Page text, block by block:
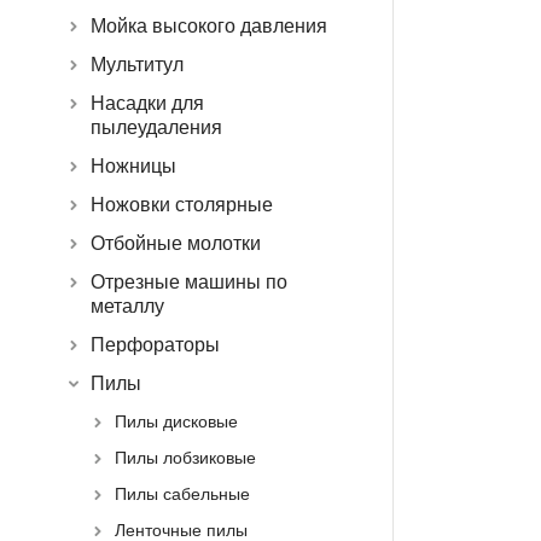
Мойка высокого давления
Мультитул
Насадки для
пылеудаления
Ножницы
Ножовки столярные
Отбойные молотки
Отрезные машины по
металлу
Перфораторы
Пилы
Пилы дисковые
Пилы лобзиковые
Пилы сабельные
Ленточные пилы